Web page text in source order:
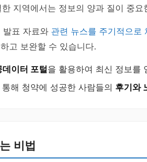
지역에서는 정보의 양과 질이 중요
발표 자료와 관련 뉴스를 주기적으로
고 보완할 수 있습니다.
이터 포털을 활용하여 최신 정보를
해 청약에 성공한 사람들의 후기와
비법